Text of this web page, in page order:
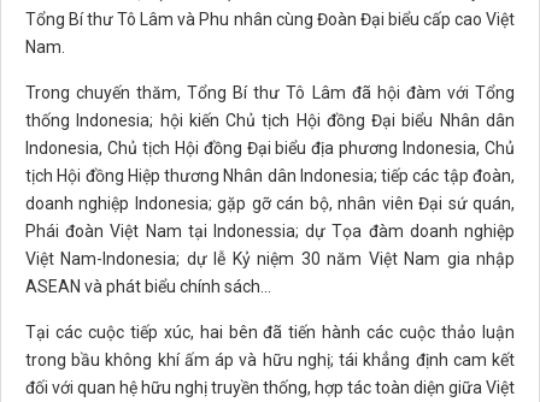
Tổng Bí thư Tô Lâm và Phu nhân cùng Đoàn Đại biểu cấp cao Việt
Nam.
Trong chuyến thăm, Tổng Bí thư Tô Lâm đã hội đàm với Tổng
thống Indonesia; hội kiến Chủ tịch Hội đồng Đại biểu Nhân dân
Indonesia, Chủ tịch Hội đồng Đại biểu địa phương Indonesia, Chủ
tịch Hội đồng Hiệp thương Nhân dân Indonesia; tiếp các tập đoàn,
doanh nghiệp Indonesia; gặp gỡ cán bộ, nhân viên Đại sứ quán,
Phái đoàn Việt Nam tại Indonessia; dự Tọa đàm doanh nghiệp
Việt Nam-Indonesia; dự lễ Kỷ niệm 30 năm Việt Nam gia nhập
ASEAN và phát biểu chính sách…
Tại các cuộc tiếp xúc, hai bên đã tiến hành các cuộc thảo luận
trong bầu không khí ấm áp và hữu nghị; tái khẳng định cam kết
đối với quan hệ hữu nghị truyền thống, hợp tác toàn diện giữa Việt